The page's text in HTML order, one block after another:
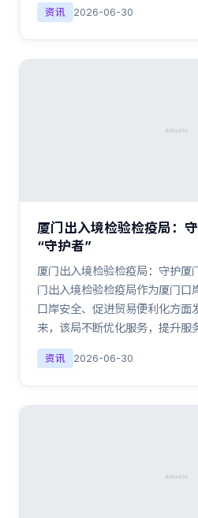
资讯 2026-06-30
厦门出入境检验检疫局：
“守护者”
厦门出入境检验检疫局：守护厦
门出入境检验检疫局作为厦门口
口岸安全、促进贸易便利化方面
来，该局不断优化服务，提升服
资讯 2026-06-30